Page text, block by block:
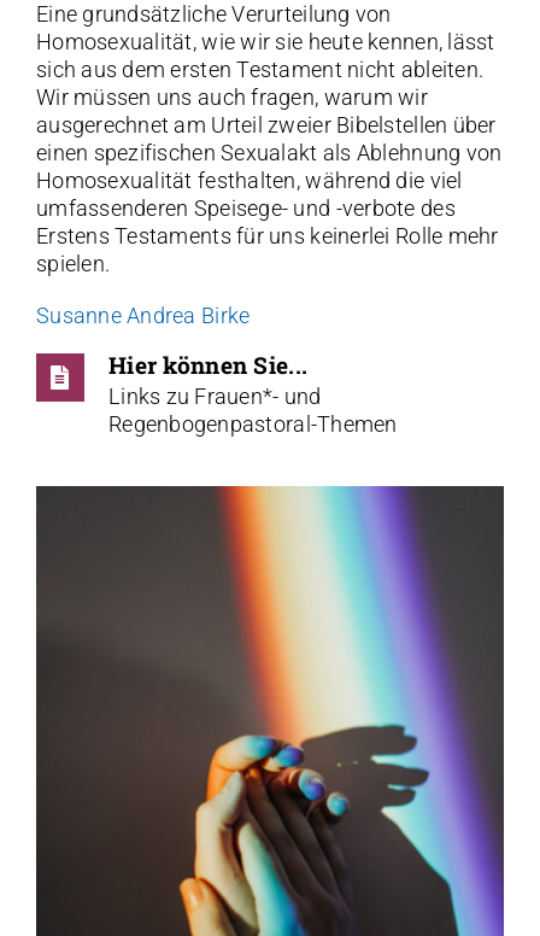
Eine grundsätzliche Verurteilung von
Homosexualität, wie wir sie heute kennen, lässt
sich aus dem ersten Testament nicht ableiten.
Wir müssen uns auch fragen, warum wir
ausgerechnet am Urteil zweier Bibelstellen über
einen spezifischen Sexualakt als Ablehnung von
Homosexualität festhalten, während die viel
umfassenderen Speisege- und -verbote des
Erstens Testaments für uns keinerlei Rolle mehr
spielen.
Susanne Andrea Birke
Hier können Sie...
Links zu Frauen*- und
Regenbogenpastoral-Themen